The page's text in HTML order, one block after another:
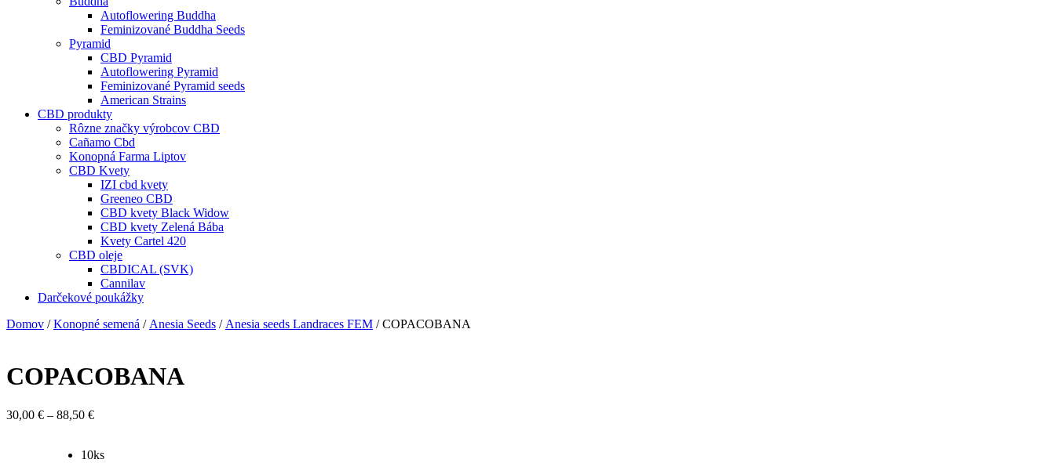
Autoflowering Buddha
Feminizované Buddha Seeds
Pyramid
CBD Pyramid
Autoflowering Pyramid
Feminizované Pyramid seeds
American Strains
CBD produkty
Rôzne značky výrobcov CBD
Cañamo Cbd
Konopná Farma Liptov
CBD Kvety
IZI cbd kvety
Greeneo CBD
CBD kvety Black Widow
CBD kvety Zelená Bába
Kvety Cartel 420
CBD oleje
CBDICAL (SVK)
Cannilav
Darčekové poukážky
Domov /Konopné semená / Anesia Seeds / Anesia seeds Landraces FEM / COPACOBANA
COPACOBANA
30,00 € – 88,50 €Price
through
10ks